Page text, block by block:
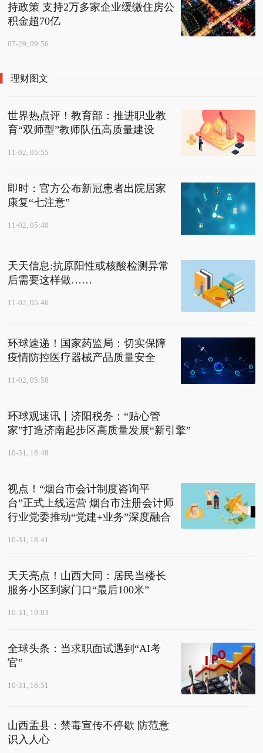
持政策 支持2万多家企业缓缴住房公
积金超70亿
07-29, 09:56
理财图文
世界热点评！教育部：推进职业教
育“双师型”教师队伍高质量建设
11-02, 05:55
即时：官方公布新冠患者出院居家
康复“七注意”
11-02, 05:40
天天信息:抗原阳性或核酸检测异常
后需要这样做……
11-02, 05:46
环球速递！国家药监局：切实保障
疫情防控医疗器械产品质量安全
11-02, 05:58
环球观速讯丨济阳税务：“贴心管
家”打造济南起步区高质量发展“新引擎”
10-31, 18:48
视点！“烟台市会计制度咨询平
台”正式上线运营 烟台市注册会计师
行业党委推动“党建+业务”深度融合
10-31, 18:41
天天亮点！山西大同：居民当楼长
服务小区到家门口“最后100米”
10-31, 19:03
全球头条：当求职面试遇到“AI考
官”
10-31, 16:51
山西盂县：禁毒宣传不停歇 防范意
识入人心